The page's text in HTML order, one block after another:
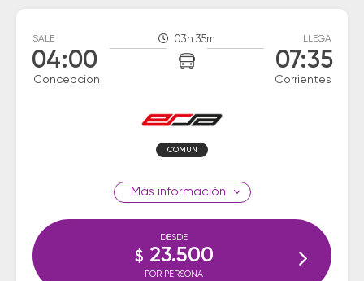
SALE
04:00
Concepcion
03h 35m LLEGA
07:35
Corrientes
COMUN
información
DESDE
$ 23.500
POR PERSONA